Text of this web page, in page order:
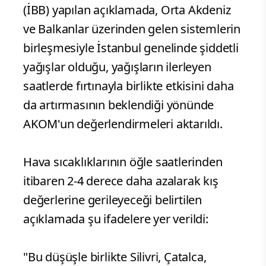
(İBB) yapılan açıklamada, Orta Akdeniz
ve Balkanlar üzerinden gelen sistemlerin
birleşmesiyle İstanbul genelinde şiddetli
yağışlar olduğu, yağışların ilerleyen
saatlerde fırtınayla birlikte etkisini daha
da artırmasının beklendiği yönünde
AKOM'un değerlendirmeleri aktarıldı.
Hava sıcaklıklarının öğle saatlerinden
itibaren 2-4 derece daha azalarak kış
değerlerine gerileyeceği belirtilen
açıklamada şu ifadelere yer verildi:
"Bu düşüşle birlikte Silivri, Çatalca,